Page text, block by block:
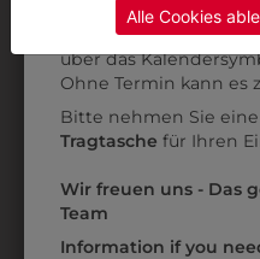
6500DF4184
HEMD LANGARM
HELLGRAU
€ 59,90
ZULETZT
Datenschutzerklärung
Alle Cookies
AnprobeVorort im
über das
Ohne Termin kann es
Bitte nehmen Sie
Tragtasche für Ihren
Wir freuen uns - Das
Team
Information if you